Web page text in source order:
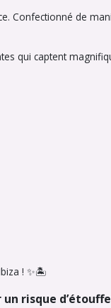
Confectionné de
qui captent
! ✨🏝️
risque